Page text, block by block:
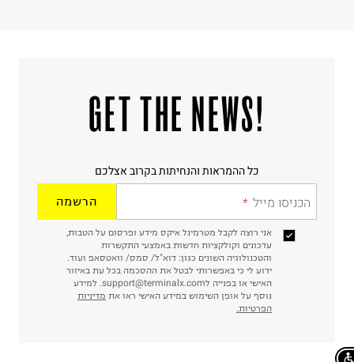
!GET THE NEWS
כל ההמראות והנחיתות בקרוב אצלכם
הכניסו מייל הרשמה
אני רוצה לקבל מטרמינל איקס מידע ופרסום על הטבות,
עדכונים וקולקציות חדשות באמצעי התקשרות
והטכנולוגיה השונים כגון: דוא"ל/ סמס/ וואטסאפ ועוד.
ידוע לי כי באפשרותי לבטל את ההסכמה בכל עת באיזור
האישי או בפנייה לsupport@terminalx.com. למידע
נוסף על אופן השימוש במידע האישי ראו את מדיניות
הפרטיות.